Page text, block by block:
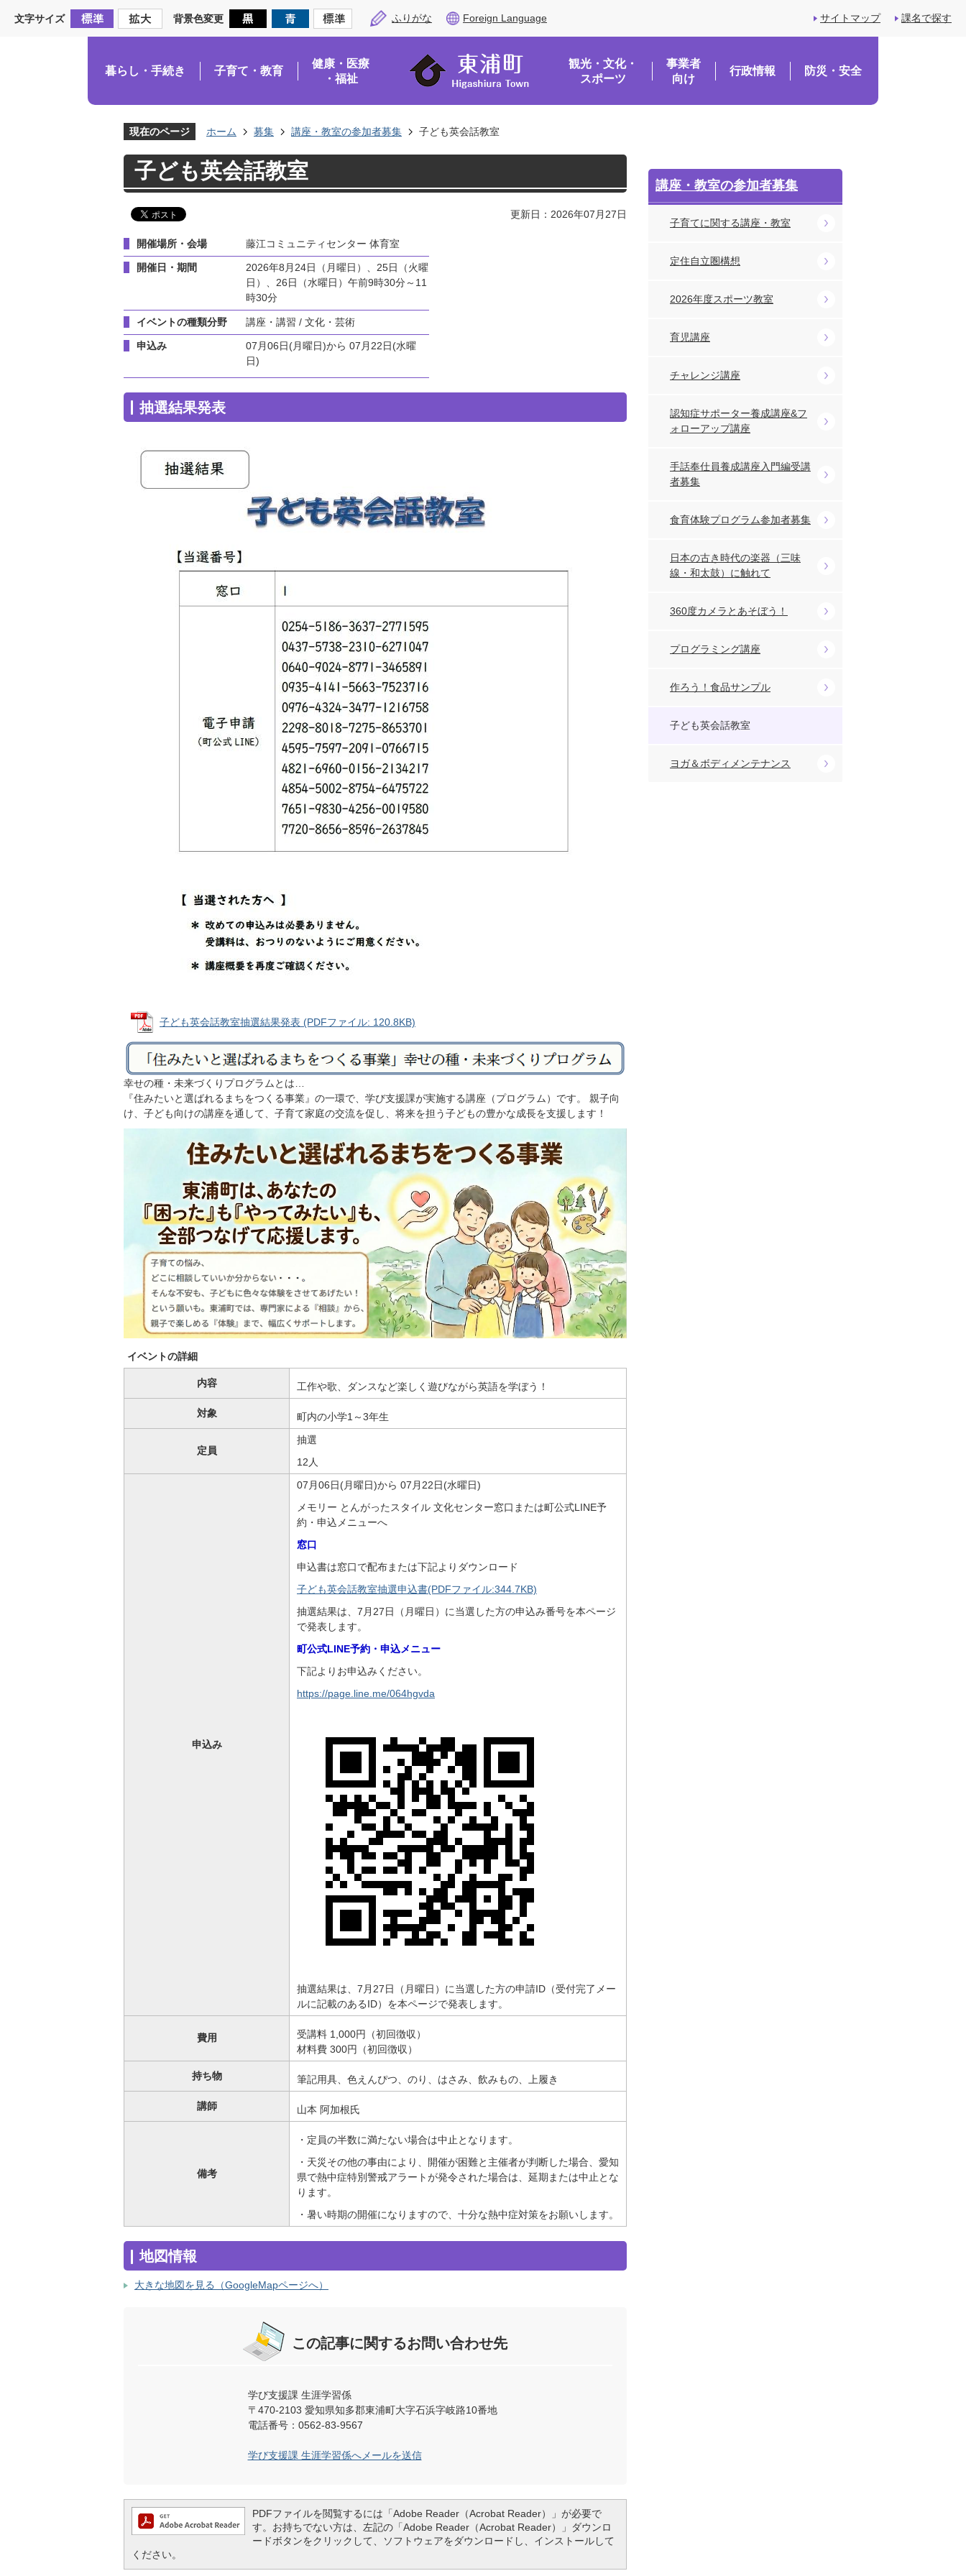
文字サイズ 背景色変更 ふりがな Foreign Language サイトマップ 課名で探す
暮らし・手続き 子育て・教育
健康・医療
・福祉
観光・文化・
スポーツ
事業者
向け
行政情報 防災・安全
現在のページ ホーム 募集 講座・教室の参加者募集 子ども英会話教室
子ども英会話教室
更新日：2026年07月27日
開催場所・会場 藤江コミュニティセンター 体育室
開催日・期間
2026年8月24日（月曜日）、25日（火曜
日）、26日（水曜日）午前9時30分～11
時30分
イベントの種類分野 講座・講習 / 文化・芸術
申込み
07月06日(月曜日)から 07月22日(水曜
日)
抽選結果発表
子ども英会話教室抽選結果発表 (PDFファイル: 120.8KB)
幸せの種・未来づくりプログラムとは…
『住みたいと選ばれるまちをつくる事業』の一環で、学び支援課が実施する講座（プログラム）です。 親子向
け、子ども向けの講座を通して、子育て家庭の交流を促し、将来を担う子どもの豊かな成長を支援します！
イベントの詳細
内容 工作や歌、ダンスなど楽しく遊びながら英語を学ぼう！
対象 町内の小学1～3年生
定員
抽選
12人
申込み
07月06日(月曜日)から 07月22日(水曜日)
メモリー とんがったスタイル 文化センター窓口または町公式LINE予
約・申込メニューへ
窓口
申込書は窓口で配布または下記よりダウンロード
子ども英会話教室抽選申込書(PDFファイル:344.7KB)
抽選結果は、7月27日（月曜日）に当選した方の申込み番号を本ページ
で発表します。
町公式LINE予約・申込メニュー
下記よりお申込みください。
https://page.line.me/064hgvda
抽選結果は、7月27日（月曜日）に当選した方の申請ID（受付完了メー
ルに記載のあるID）を本ページで発表します。
費用
受講料 1,000円（初回徴収）
材料費 300円（初回徴収）
持ち物 筆記用具、色えんぴつ、のり、はさみ、飲みもの、上履き
講師 山本 阿加根氏
備考
・定員の半数に満たない場合は中止となります。
・天災その他の事由により、開催が困難と主催者が判断した場合、愛知
県で熱中症特別警戒アラートが発令された場合は、延期または中止とな
ります。
・暑い時期の開催になりますので、十分な熱中症対策をお願いします。
地図情報
大きな地図を見る（GoogleMapページへ）
この記事に関するお問い合わせ先
学び支援課 生涯学習係
〒470-2103 愛知県知多郡東浦町大字石浜字岐路10番地
電話番号：0562-83-9567
学び支援課 生涯学習係へメールを送信
PDFファイルを閲覧するには「Adobe Reader（Acrobat Reader）」が必要で
す。お持ちでない方は、左記の「Adobe Reader（Acrobat Reader）」ダウンロ
ードボタンをクリックして、ソフトウェアをダウンロードし、インストールして
ください。
講座・教室の参加者募集
子育てに関する講座・教室
定住自立圏構想
2026年度スポーツ教室
育児講座
チャレンジ講座
認知症サポーター養成講座&フ
ォローアップ講座
手話奉仕員養成講座入門編受講
者募集
食育体験プログラム参加者募集
日本の古き時代の楽器（三味
線・和太鼓）に触れて
360度カメラとあそぼう！
プログラミング講座
作ろう！食品サンプル
子ども英会話教室
ヨガ＆ボディメンテナンス